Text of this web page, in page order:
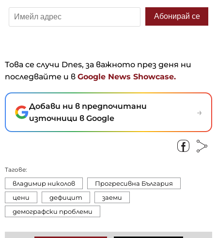
Това се случи Dnes, за важното през деня ни
последвайте и в Google News Showcase.
Добави ни в предпочитани
източници в Google
→
Тагове:
владимир николов
Прогресивна България
цени
дефицит
заеми
демографски проблеми